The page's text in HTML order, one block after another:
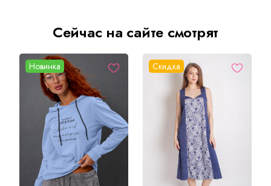
Сейчас на сайте смотрят
Новинка Скидка